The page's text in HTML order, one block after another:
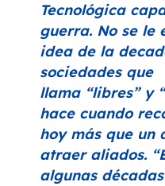
Tecnológica
guerra. No se le
idea de la
sociedades que
llama “libres”y
hace cuando
hoy más que
atraer aliados.
algunas